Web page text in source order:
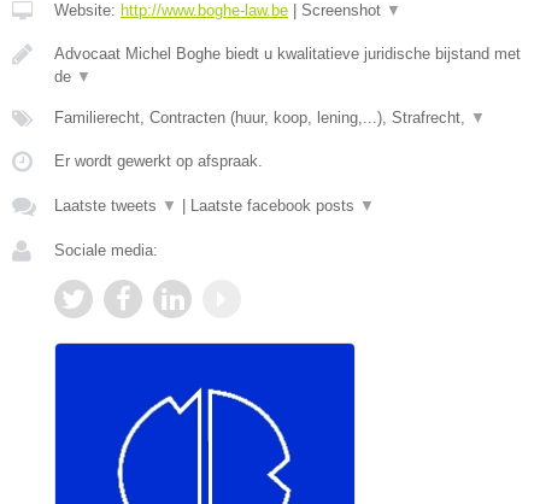
Website: http://www.boghe-law.be Screenshot ▼
Advocaat Michel Boghe biedt u kwalitatieve juridische bijstand met
de ▼
Familierecht, Contracten (huur, koop, lening,...), Strafrecht, ▼
Er wordt gewerkt op afspraak.
Laatste tweets ▼ Laatste facebook posts ▼
Sociale media: